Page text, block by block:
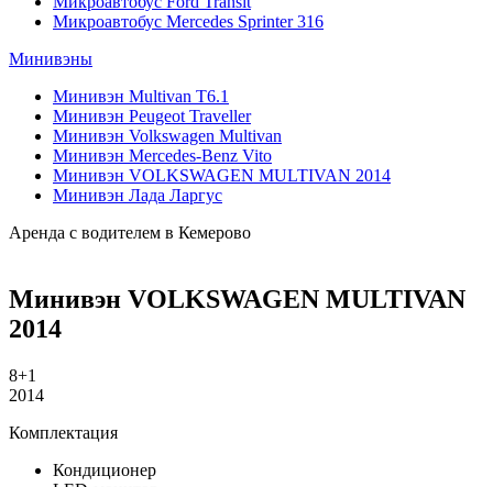
Микроавтобус Mercedes Sprinter 316
Минивэны
Минивэн Multivan Т6.1
Минивэн Peugeot Traveller
Минивэн Volkswagen Multivan
Минивэн Mercedes-Benz Vito
Минивэн VOLKSWAGEN MULTIVAN 2014
Минивэн Лада Ларгус
Аренда с водителем в Кемерово
Минивэн VOLKSWAGEN MULTIVAN
2014
8+1
2014
Комплектация
Кондиционер